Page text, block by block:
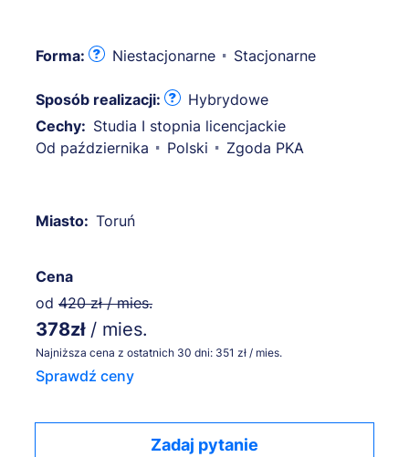
Forma: Niestacjonarne Stacjonarne
Sposób realizacji:
Hybrydowe
Cechy: Studia I stopnia licencjackie
Od października
Polski Zgoda PKA
Miasto: Toruń
Cena
od 420 zł / mies.
378zł / mies.
Najniższa cena z ostatnich 30 dni: 351 zł / mies.
Sprawdź ceny
Zadaj pytanie